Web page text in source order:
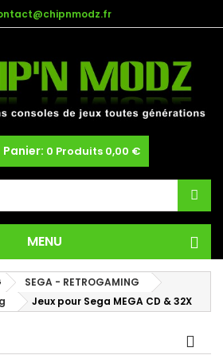
Panier: 0 Produits 0,00 €
MENU
SEGA - RETROGAMING
Jeux pour Sega MEGA CD & 32X